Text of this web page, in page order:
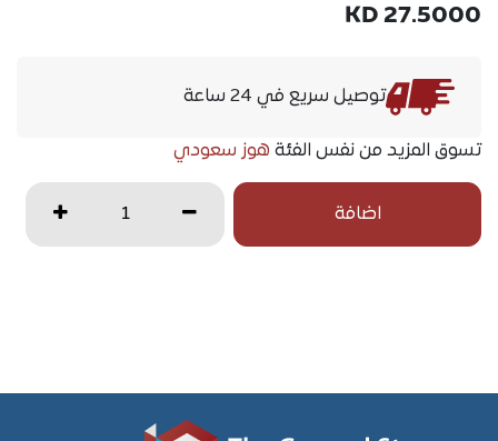
27.5000
توصيل سريع في 24 ساعة
تسوق المزيد من نفس الفئة هوز سعودي
اضافة